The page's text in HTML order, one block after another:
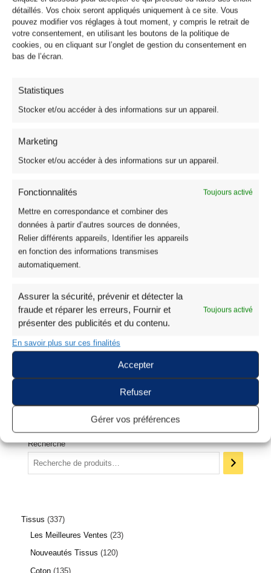
détaillés. Vos choix seront appliqués uniquement à ce site. Vous
pouvez modifier vos réglages à tout moment, y compris le retrait de
votre consentement, en utilisant les boutons de la politique de
cookies, ou en cliquant sur l’onglet de gestion du consentement en
bas de l’écran.
Statistiques
Stocker et/ou accéder à des informations sur un appareil.
Marketing
Stocker et/ou accéder à des informations sur un appareil.
Fonctionnalités Toujours activé
Mettre en correspondance et combiner des
données à partir d’autres sources de données,
Relier différents appareils, Identifier les appareils
en fonction des informations transmises
automatiquement.
Assurer la sécurité, prévenir et détecter la
fraude et réparer les erreurs, Fournir et
présenter des publicités et du contenu.
Toujours activé
En savoir plus sur ces finalités
Accepter
Refuser
Gérer vos préférences
Tissu Polaire Grande Largeur
5,95€
Recherche
Tissus 337
Les Meilleures Ventes 23
Nouveautés Tissus
120
Coton 135